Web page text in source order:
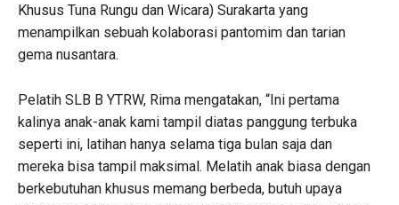
Khusus Tuna Rungu dan Wicara) Surakarta yang
menampilkan sebuah kolaborasi pantomim dan tarian
gema nusantara.
Pelatih SLB B YTRW, Rima mengatakan, “Ini pertama
kalinya anak-anak kami tampil diatas panggung terbuka
seperti ini, latihan hanya selama tiga bulan saja dan
mereka bisa tampil maksimal. Melatih anak biasa dengan
berkebutuhan khusus memang berbeda, butuh upaya